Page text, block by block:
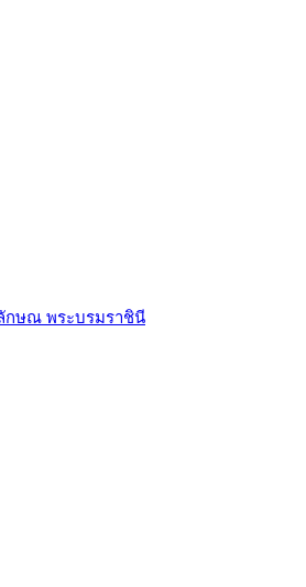
กษณ พระบรมราชินี